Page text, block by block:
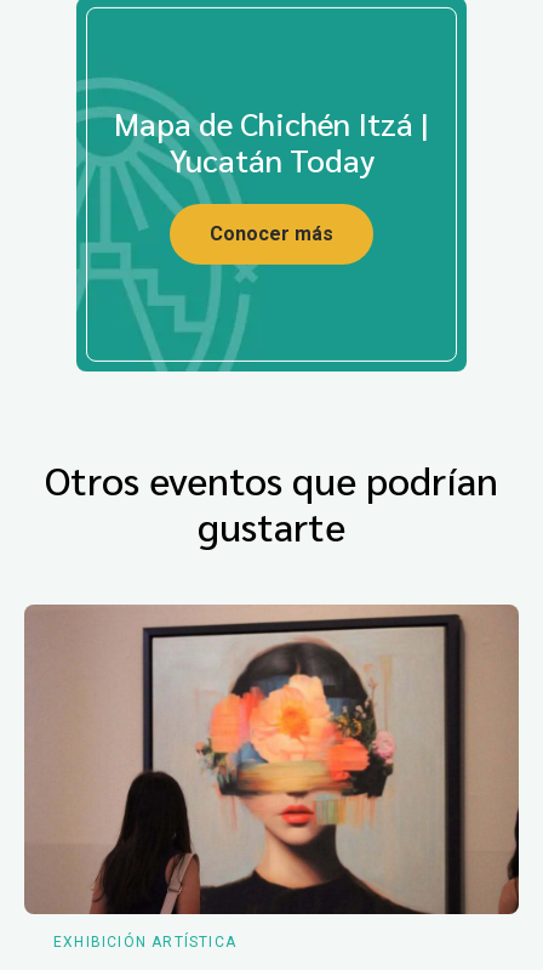
Mapa de Chichén Itzá |
Yucatán Today
Conocer más
Otros eventos que podrían
gustarte
EXHIBICIÓN ARTÍSTICA